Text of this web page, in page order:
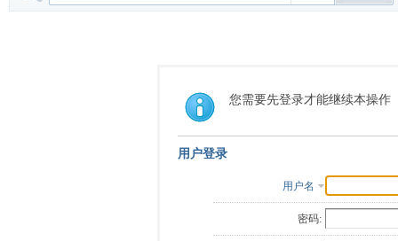
您需要先登录才能继续本操作
用户登录
用户名
密码: